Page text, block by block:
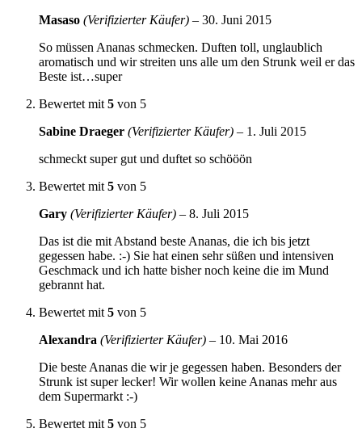
Masaso (Verifizierter Käufer) – 30. Juni 2015
So müssen Ananas schmecken. Duften toll, unglaublich
aromatisch und wir streiten uns alle um den Strunk weil er das
Beste ist…super
Bewertet mit 5 von 5
Sabine Draeger (Verifizierter Käufer) – 1. Juli 2015
schmeckt super gut und duftet so schööön
Bewertet mit 5 von 5
Gary (Verifizierter Käufer) – 8. Juli 2015
Das ist die mit Abstand beste Ananas, die ich bis jetzt
gegessen habe. :-) Sie hat einen sehr süßen und intensiven
Geschmack und ich hatte bisher noch keine die im Mund
gebrannt hat.
Bewertet mit 5 von 5
Alexandra (Verifizierter Käufer) – 10. Mai 2016
Die beste Ananas die wir je gegessen haben. Besonders der
Strunk ist super lecker! Wir wollen keine Ananas mehr aus
dem Supermarkt :-)
Bewertet mit 5 von 5